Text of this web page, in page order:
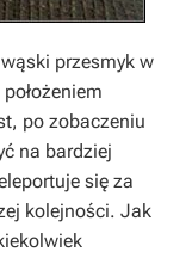
przesmyk w
po zobaczeniu
na bardziej
się za
kolejności. Jak